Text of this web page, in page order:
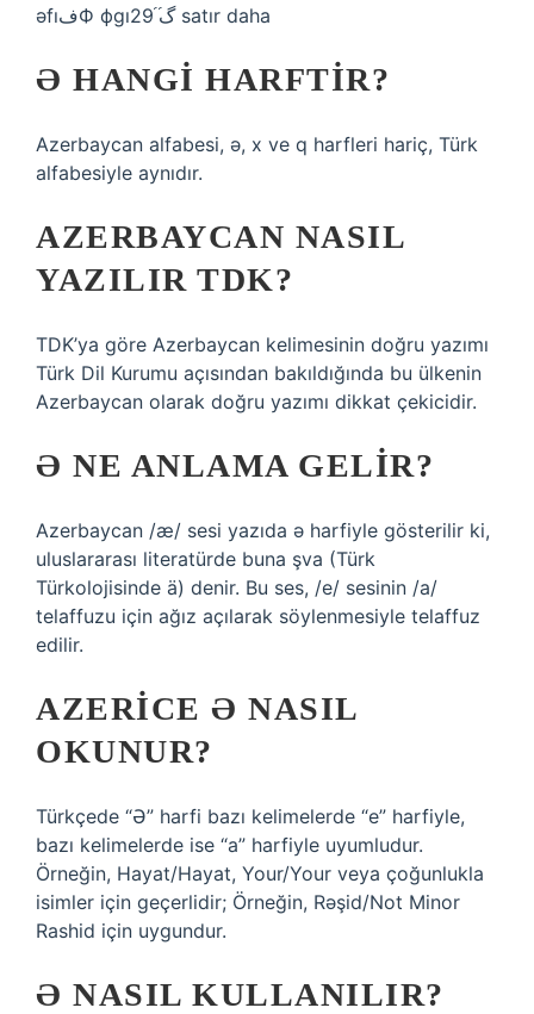
əfıﻑФ фgıگ֜ ֝29 satır daha
Ə HANGI HARFTIR?
Azerbaycan alfabesi, ə, x ve q harfleri hariç, Türk
alfabesiyle aynıdır.
AZERBAYCAN NASIL
YAZILIR TDK?
TDK’ya göre Azerbaycan kelimesinin doğru yazımı
Türk Dil Kurumu açısından bakıldığında bu ülkenin
Azerbaycan olarak doğru yazımı dikkat çekicidir.
Ə NE ANLAMA GELIR?
Azerbaycan /æ/ sesi yazıda ə harfiyle gösterilir ki,
uluslararası literatürde buna şva (Türk
Türkolojisinde ä) denir. Bu ses, /e/ sesinin /a/
telaffuzu için ağız açılarak söylenmesiyle telaffuz
edilir.
AZERICE Ə NASIL
OKUNUR?
Türkçede “Ə” harfi bazı kelimelerde “e” harfiyle,
bazı kelimelerde ise “a” harfiyle uyumludur.
Örneğin, Hayat/Hayat, Your/Your veya çoğunlukla
isimler için geçerlidir; Örneğin, Rəşid/Not Minor
Rashid için uygundur.
Ə NASIL KULLANILIR?